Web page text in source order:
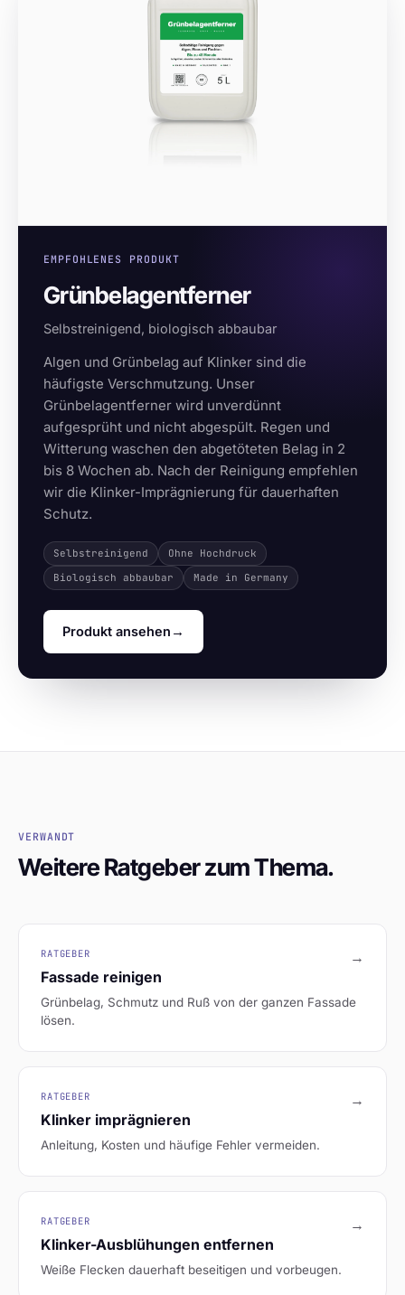
EMPFOHLENES PRODUKT
Grünbelagentferner
Selbstreinigend, biologisch abbaubar
Algen und Grünbelag auf Klinker sind die
häufigste Verschmutzung. Unser
Grünbelagentferner wird unverdünnt
aufgesprüht und nicht abgespült. Regen und
Witterung waschen den abgetöteten Belag in 2
bis 8 Wochen ab. Nach der Reinigung empfehlen
wir die Klinker-Imprägnierung für dauerhaften
Schutz.
Selbstreinigend
Ohne Hochdruck
Biologisch abbaubar
Made in Germany
Produkt ansehen →
VERWANDT
Weitere Ratgeber zum Thema.
RATGEBER
Fassade reinigen
Grünbelag, Schmutz und Ruß von der ganzen Fassade
lösen.
→
RATGEBER
Klinker imprägnieren
Anleitung, Kosten und häufige Fehler vermeiden.
→
RATGEBER
Klinker-Ausblühungen entfernen
Weiße Flecken dauerhaft beseitigen und vorbeugen.
→